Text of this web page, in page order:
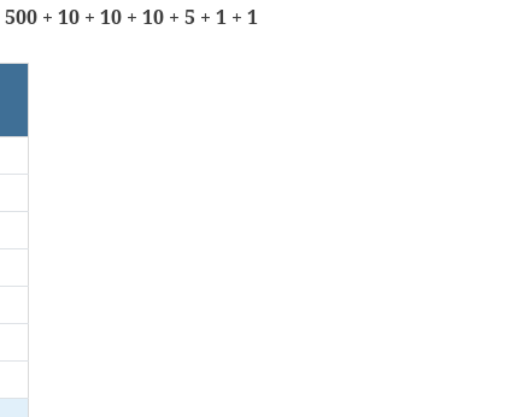
500 + 10 + 10 + 10 + 5 + 1 + 1